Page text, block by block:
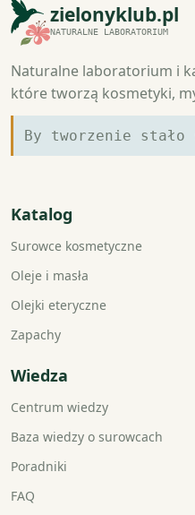
zielonyklub.pl
NATURALNE LABORATORIUM
Naturalne laboratorium i
które tworzą kosmetyki,
By tworzenie
Katalog
Surowce kosmetyczne
Oleje i masła
Olejki eteryczne
Zapachy
Wiedza
Centrum wiedzy
Baza wiedzy o surowcach
Poradniki
FAQ